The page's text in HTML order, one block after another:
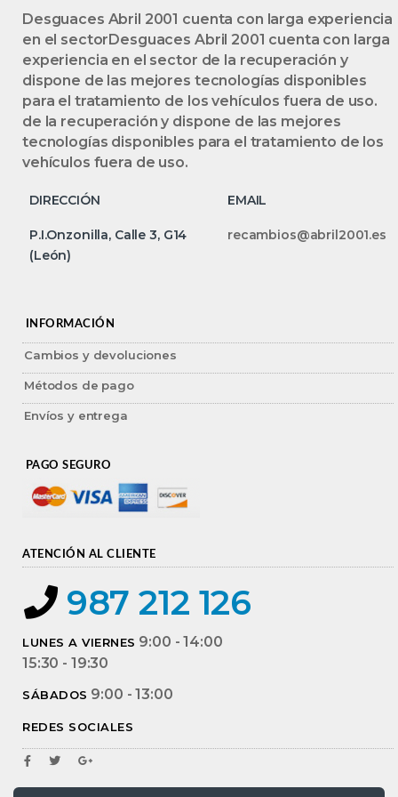
Desguaces Abril 2001 cuenta con larga experiencia
en el sectorDesguaces Abril 2001 cuenta con larga
experiencia en el sector de la recuperación y
dispone de las mejores tecnologías disponibles
para el tratamiento de los vehículos fuera de uso.
de la recuperación y dispone de las mejores
tecnologías disponibles para el tratamiento de los
vehículos fuera de uso.
DIRECCIÓN EMAIL
P.I.Onzonilla, Calle 3, G14
(León)
recambios@abril2001.es
INFORMACIÓN
Cambios y devoluciones
Métodos de pago
Envíos y entrega
PAGO SEGURO
ATENCIÓN AL CLIENTE
987 212 126
LUNES A VIERNES 9:00 - 14:00
15:30 - 19:30
SÁBADOS 9:00 - 13:00
REDES SOCIALES